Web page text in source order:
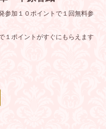
参加１０ポイントで１回無料参
１ポイントがすぐにもらえます